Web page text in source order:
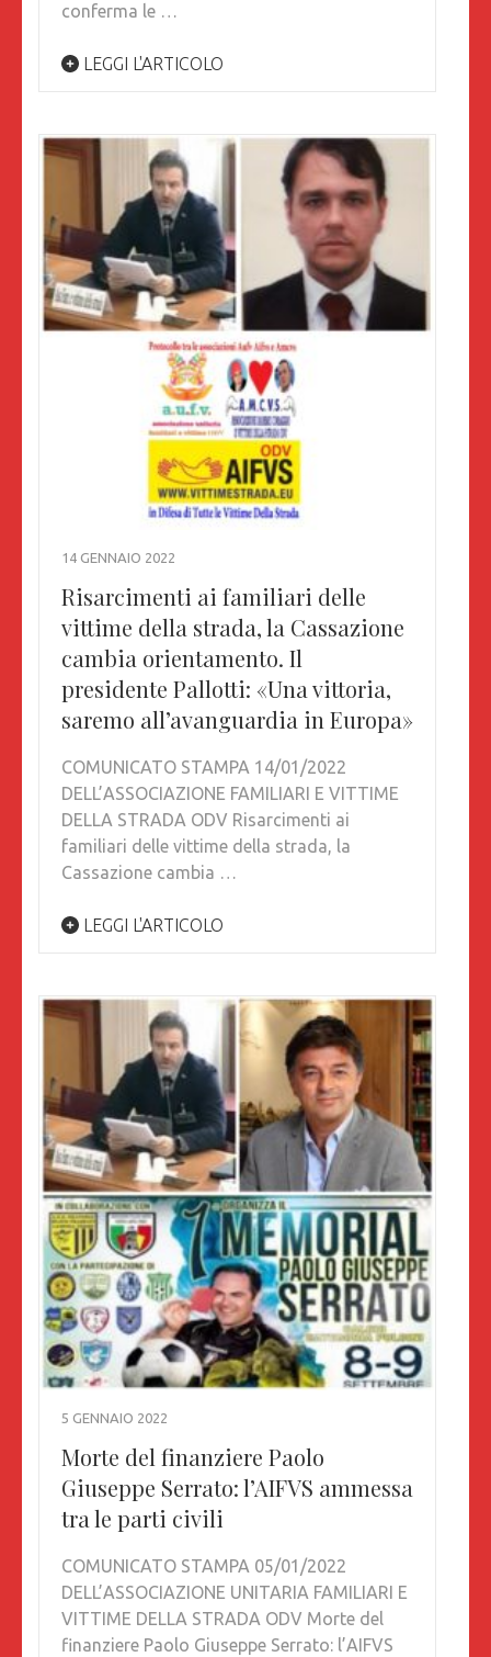
conferma le …
LEGGI L'ARTICOLO
14 GENNAIO 2022
Risarcimenti ai familiari delle
vittime della strada, la Cassazione
cambia orientamento. Il
presidente Pallotti: «Una vittoria,
saremo all’avanguardia in Europa»
COMUNICATO STAMPA 14/01/2022
DELL’ASSOCIAZIONE FAMILIARI E VITTIME
DELLA STRADA ODV Risarcimenti ai
familiari delle vittime della strada, la
Cassazione cambia …
LEGGI L'ARTICOLO
5 GENNAIO 2022
Morte del finanziere Paolo
Giuseppe Serrato: l’AIFVS ammessa
tra le parti civili
COMUNICATO STAMPA 05/01/2022
DELL’ASSOCIAZIONE UNITARIA FAMILIARI E
VITTIME DELLA STRADA ODV Morte del
finanziere Paolo Giuseppe Serrato: l’AIFVS